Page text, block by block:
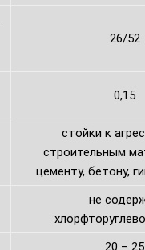
26/52
0,15
стойки к
строительным
цементу, бетону,
не
20 – 25